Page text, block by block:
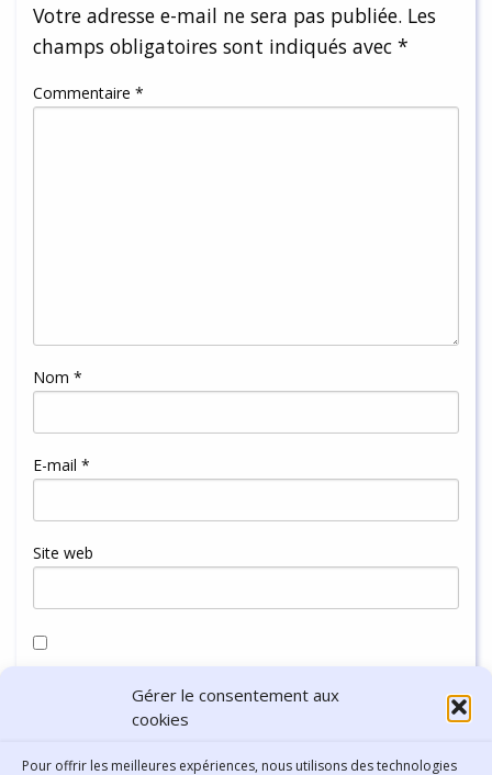
Gérer le consentement aux
cookies
Pour offrir les meilleures expériences, nous utilisons des technologies
Votre adresse e-mail ne sera pas publiée. Les
champs obligatoires sont indiqués avec *
Commentaire *
Nom *
E-mail *
Site web
navigateur pour mon prochain commentaire.